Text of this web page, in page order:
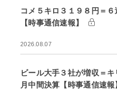
コメ５キロ３１９８円＝
【時事通信速報】
2026.08.07
ビール大手３社が増収＝
月中間決算【時事通信速報